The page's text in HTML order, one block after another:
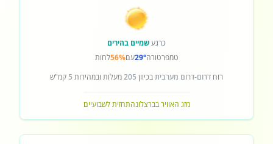
כרגעשמיים בהירים
טמפרטורה29°עם56%לחות
רוח דרום-דרום מערביתבכיוון 205מעלות ובמהירות 5 קמ"ש
מזג האוויר בברצלונהתחזית לשבועיים